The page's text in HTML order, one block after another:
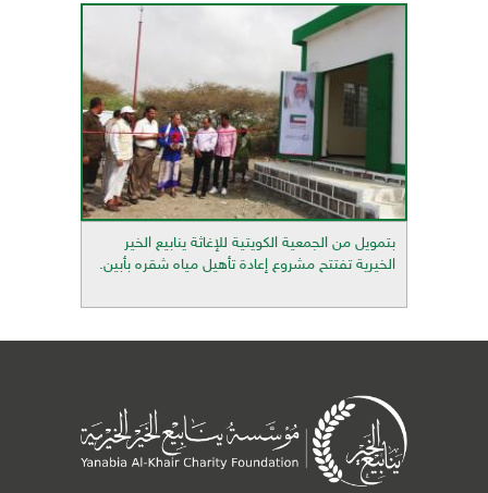
بتمويل من الجمعية الكويتية للإغاثة ينابيع الخير
الخيرية تفتتح مشروع إعادة تأهيل مياه شقره بأبين.